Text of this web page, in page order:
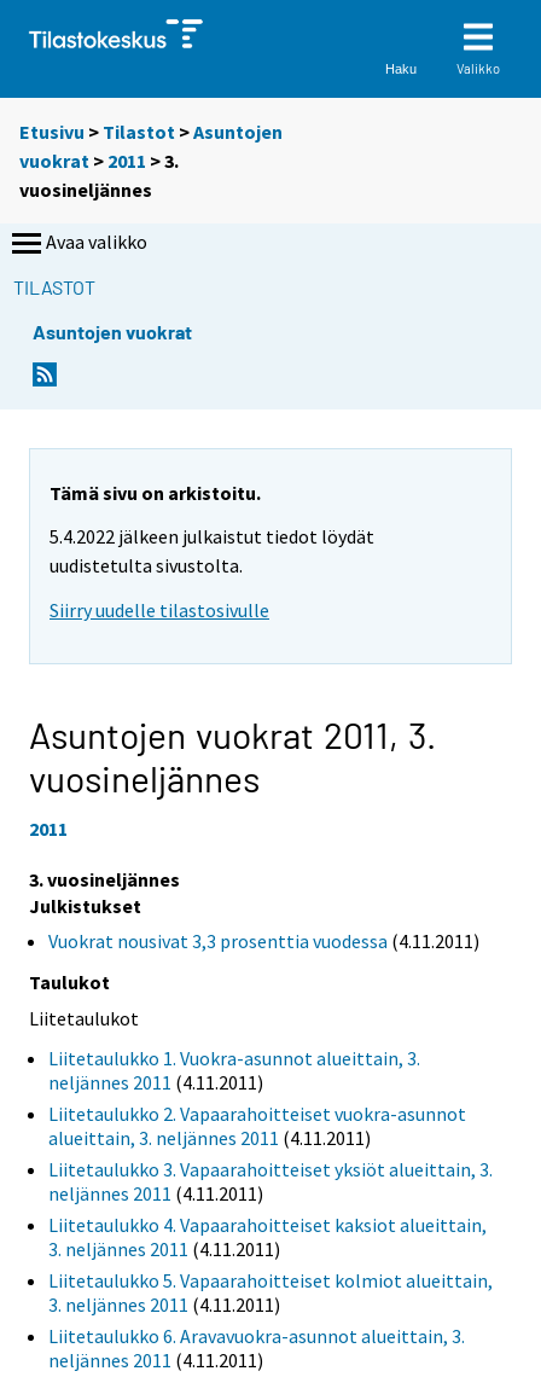
Haku Valikko
Etusivu > Tilastot >Asuntojen
vuokrat > 2011 >3.
vuosineljännes
Avaa valikko
TILASTOT
Asuntojen vuokrat
Tämä sivu on arkistoitu.
5.4.2022 jälkeen julkaistut tiedot löydät
uudistetulta sivustolta.
Siirry uudelle tilastosivulle
Asuntojen vuokrat 2011, 3.
vuosineljännes
2011
3. vuosineljännes
Julkistukset
Vuokrat nousivat 3,3 prosenttia vuodessa (4.11.2011)
Taulukot
Liitetaulukot
Liitetaulukko 1. Vuokra-asunnot alueittain, 3.
neljännes 2011 (4.11.2011)
Liitetaulukko 2. Vapaarahoitteiset vuokra-asunnot
alueittain, 3. neljännes 2011 (4.11.2011)
Liitetaulukko 3. Vapaarahoitteiset yksiöt alueittain, 3.
neljännes 2011 (4.11.2011)
Liitetaulukko 4. Vapaarahoitteiset kaksiot alueittain,
3. neljännes 2011 (4.11.2011)
Liitetaulukko 5. Vapaarahoitteiset kolmiot alueittain,
3. neljännes 2011 (4.11.2011)
Liitetaulukko 6. Aravavuokra-asunnot alueittain, 3.
neljännes 2011 (4.11.2011)